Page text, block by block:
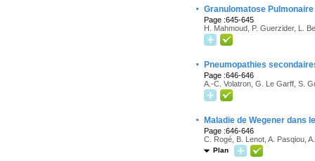
· Granulomatose
Page :645-645
H. Mahmoud, P. Guerzider, L.
· Pneumopathies
Page :646-646
A.-C. Volatron, G. Le Garff, S.
· Maladie de Wegener dans
Page :646-646
C. Rogé, B. Lenot, A. Pasqiou,
Plan